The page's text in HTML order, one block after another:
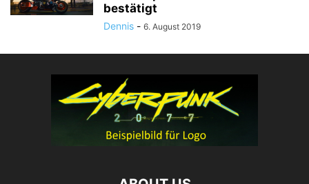
bestätigt
Dennis - 6. August 2019